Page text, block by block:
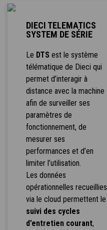
DIECI TELEMATICS
SYSTEM DE SÉRIE
Le DTS est le système
télématique de Dieci qui
permet d’interagir à
distance avec la machine
afin de surveiller ses
paramètres de
fonctionnement, de
mesurer ses
performances et d’en
limiter l’utilisation.
Les données
opérationnelles recueillies
via le cloud permettent le
suivi des cycles
d’entretien courant,